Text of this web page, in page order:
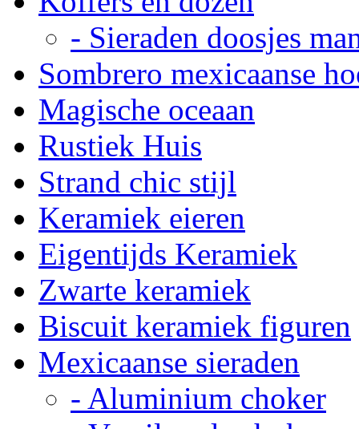
- Sieraden doosjes
Sombrero mexicaanse
Magische oceaan
Rustiek Huis
Strand chic stijl
Keramiek eieren
Eigentijds Keramiek
Zwarte keramiek
Biscuit keramiek figuren
Mexicaanse sieraden
- Aluminium choker